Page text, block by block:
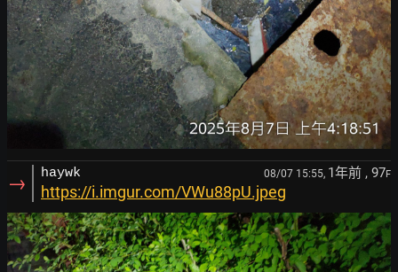
→ haywk 08/07 15:55, 1年前 , 97F
https://i.imgur.com/VWu88pU.jpeg